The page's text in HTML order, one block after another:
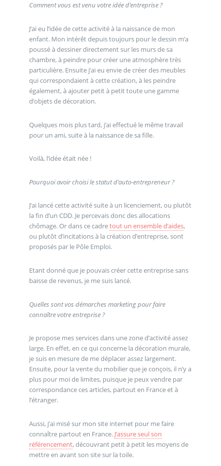
Comment vous est venu votre idée d’entreprise ?
J’ai eu l’idée de cette activité à la naissance de mon
enfant. Mon intérêt depuis toujours pour le dessin m’a
poussé à dessiner directement sur les murs de sa
chambre, à peindre pour créer une atmosphère très
particulière. Ensuite j’ai eu envie de créer des meubles
qui correspondaient à cette création, à les peindre
également, à ajouter petit à petit toute une gamme
d’objets de décoration.
Quelques mois plus tard, j’ai effectué le même travail
pour un ami, suite à la naissance de sa fille.
Voilà, l’idée était née !
Pourquoi avoir choisi le statut d’auto-entrepreneur ?
J’ai lancé cette activité suite à un licenciement, ou plutôt
la fin d’un CDD. Je percevais donc des allocations
chômage. Or dans ce cadretout un ensemble d’aides,
ou plutôt d’incitations à la création d’entreprise, sont
proposés par le Pôle Emploi.
Etant donné que je pouvais créer cette entreprise sans
baisse de revenus, je me suis lancé.
Quelles sont vos démarches marketing pour faire
connaître votre entreprise ?
Je propose mes services dans une zone d’activité assez
large. En effet, en ce qui concerne la décoration murale,
je suis en mesure de me déplacer assez largement.
Ensuite, pour la vente du mobilier que je conçois, il n’y a
plus pour moi de limites, puisque je peux vendre par
correspondance ces articles, partout en France et à
l’étranger.
Aussi, j’ai misé sur mon site internet pour me faire
connaître partout en France. J’assure seul son
référencement, découvrant petit à petit les moyens de
mettre en avant son site sur la toile.